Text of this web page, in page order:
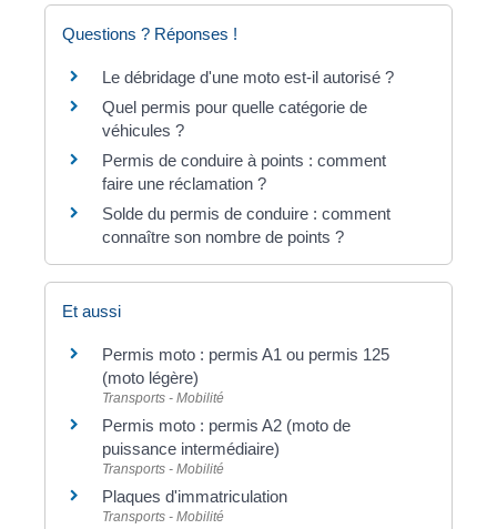
Questions ? Réponses !
Le débridage d'une moto est-il autorisé ?
Quel permis pour quelle catégorie de
véhicules ?
Permis de conduire à points : comment
faire une réclamation ?
Solde du permis de conduire : comment
connaître son nombre de points ?
Et aussi
Permis moto : permis A1 ou permis 125
(moto légère)
Transports - Mobilité
Permis moto : permis A2 (moto de
puissance intermédiaire)
Transports - Mobilité
Plaques d'immatriculation
Transports - Mobilité